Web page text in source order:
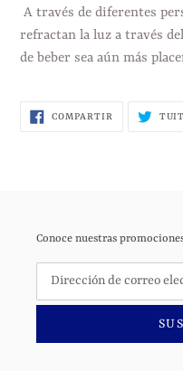
tu
carrito
A través de diferentes
refractan la luz a través
de beber sea aún más
COMPARTIR COMPARTIR
Conoce nuestras